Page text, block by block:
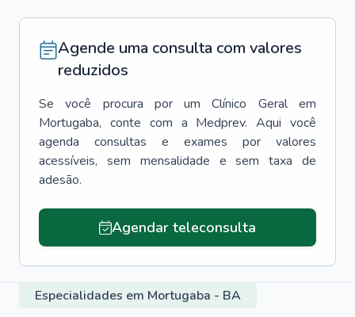
Agende uma consulta com valores
reduzidos
Se você procura por um Clínico Geral
em
Mortugaba, conte com a Medprev. Aqui você
agenda consultas e exames por valores
acessíveis, sem mensalidade e sem taxa de
adesão.
Agendar teleconsulta
Especialidades em Mortugaba - BA